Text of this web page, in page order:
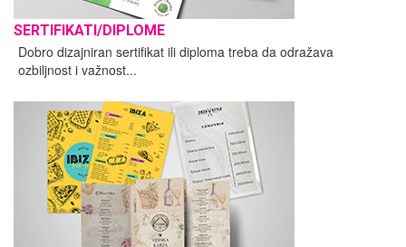
SERTIFIKATI/DIPLOME
Dobro dizajniran sertifikat ili diploma treba da odražava
ozbiljnost i važnost...